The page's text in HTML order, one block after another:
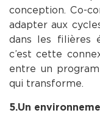
conception. Co-
adapter aux
dans les filières
c’est cette
entre un
qui transforme.
5.Un